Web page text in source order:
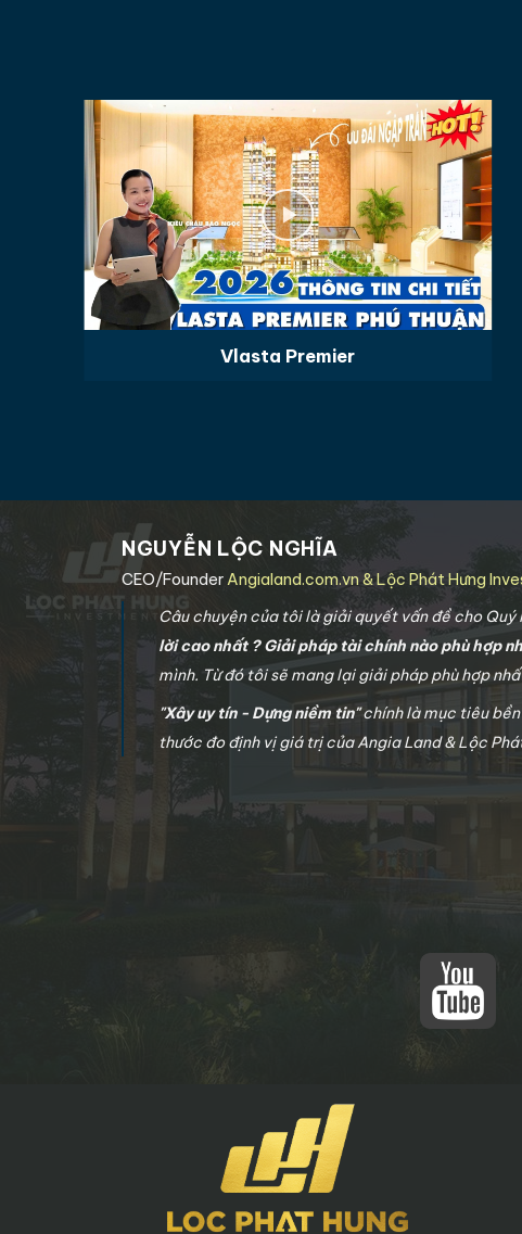
Vlasta Premier
NGUYỄN LỘC NGHĨA
CEO/FounderAngialand.com.vn & Lộc Phát Hưng
Câu chuyện của tôi là giải quyết vấn đề cho Quý
lời cao nhất ? Giải pháp tài chính nào phù hợp
mình. Từ đó tôi sẽ mang lại giải pháp phù hợp
"Xây uy tín - Dựng niềm tin"chính là mục tiêu
thước đo định vị giá trị của Angia Land & Lộc